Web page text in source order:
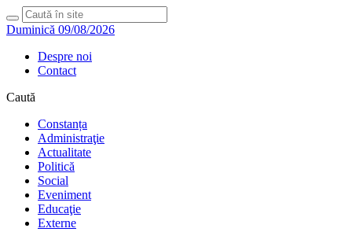
Duminică 09/08/2026
Despre noi
Contact
Caută
Constanța
Administraţie
Actualitate
Politică
Social
Eveniment
Educaţie
Externe